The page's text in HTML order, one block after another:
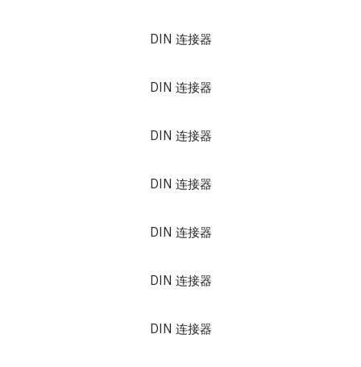
DIN 连接器
DIN 连接器
DIN 连接器
DIN 连接器
DIN 连接器
DIN 连接器
DIN 连接器